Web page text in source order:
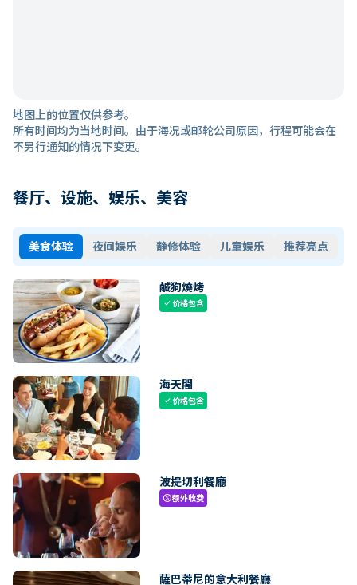
地图上的位置仅供参考。
所有时间均为当地时间。由于海况或邮轮公司原因，行程可能会在
不另行通知的情况下变更。
餐厅、设施、娱乐、美容
美食体验 夜间娱乐 静修体验 儿童娱乐 推荐亮点
鹹狗燒烤
check价格包含
海天閣
check价格包含
波提切利餐廳
paid额外收费
薩巴蒂尼的意大利餐廳